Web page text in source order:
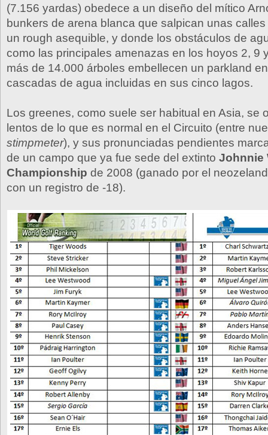
(7.156 yardas) obedece a un diseño del mítico
bunkers de arena blanca que salpican unas
un rough asequible, y donde los obstáculos de
como las principales amenazas en los hoyos 2, 9
más de 14.000 árboles embellecen un parkland
cascadas de agua incluidas en sus cinco lagos.
Los greenes, como suele ser habitual en Asia, se
lentos de lo que es normal en el Circuito (entre
stimpmeter), y sus pronunciadas pendientes
de un campo que ya fue sede del extinto Johnnie
Championship de 2008 (ganado por el
con un registro de -18).